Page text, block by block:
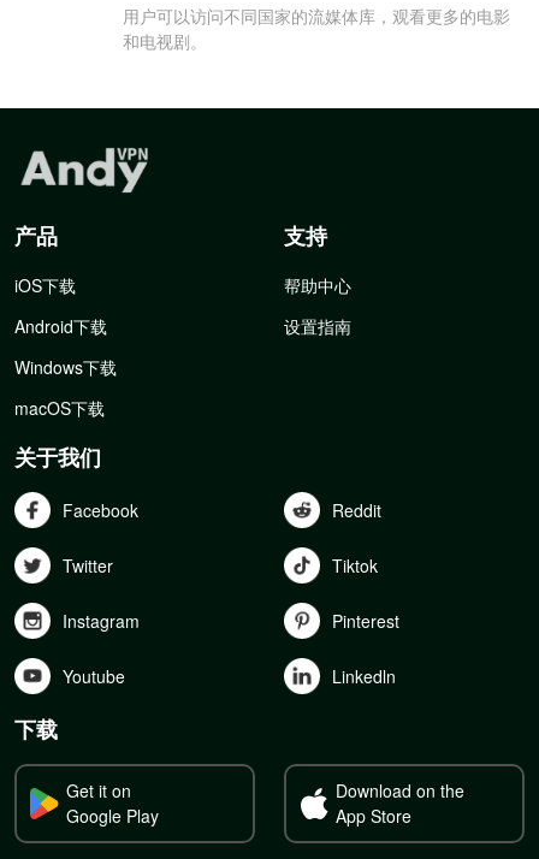
用户可以访问不同国家的流媒体库，观看更多的电影
和电视剧。
产品
iOS下载
Android下载
Windows下载
macOS下载
支持
帮助中心
设置指南
关于我们
Facebook Reddit
Twitter Tiktok
Instagram Pinterest
Youtube Linkedln
下载
Get it on
Google Play
Download on the
App Store